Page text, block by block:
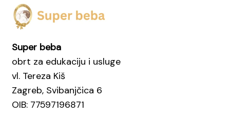
Super beba
obrt za edukaciju i usluge
vl. Tereza Kiš
Zagreb, Svibanjčica 6
OIB: 77597196871